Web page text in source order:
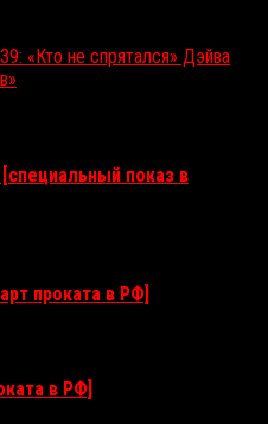
«Кто не спрятался» Дэйва
показ в
проката в РФ]
в РФ]